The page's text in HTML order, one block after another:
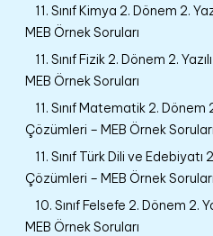
11. Sınıf Kimya 2. Dönem 2.
MEB Örnek Soruları
11. Sınıf Fizik 2. Dönem 2.
MEB Örnek Soruları
11. Sınıf Matematik 2. Dönem
Çözümleri – MEB Örnek Soruları
11. Sınıf Türk Dili ve Edebiyatı
Çözümleri – MEB Örnek Soruları
10. Sınıf Felsefe 2. Dönem 2.
MEB Örnek Soruları